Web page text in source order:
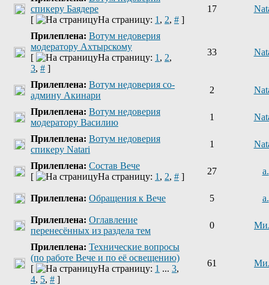
спикеру Баядере
[
На страницу: 1 , 2, # ]
17
Прилеплена: Вотум недоверия
модератору Ахтырскому
[
На страницу: 1 , 2,
3, # ]
33
Прилеплена: Вотум недоверия со-
админу Акинари
2
Прилеплена: Вотум недоверия
модератору Василию
1
Прилеплена: Вотум недоверия
спикеру Natari
1
Прилеплена: Состав Вече
[
На страницу: 1 , 2, # ]
27 a.
Прилеплена: Обращения к Вече 5 a.
Прилеплена: Оглавление
перенесённых из раздела тем
0
Прилеплена: Технические вопросы
(по работе Вече и по её освещению)
[
На страницу: 1 ... 3,
4, 5, # ]
61